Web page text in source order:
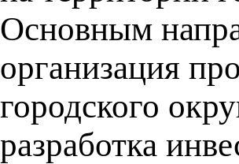
Основным
организация
городского
разработка